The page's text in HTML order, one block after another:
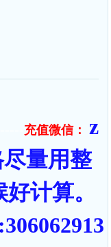
充值微信：
z
尽量用整
计算。